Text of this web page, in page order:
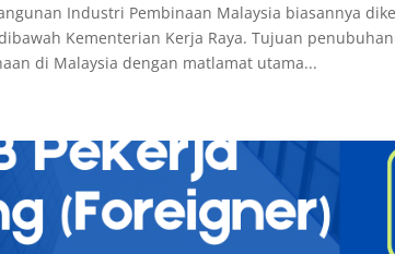
Industri Pembinaan Malaysia biasannya
Kementerian Kerja Raya. Tujuan
di Malaysia dengan matlamat utama...